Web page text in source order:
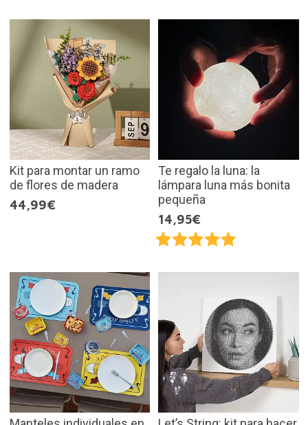
Kit para montar un ramo
de flores de madera
44,99€
Te regalo la luna: la
lámpara luna más bonita
pequeña
14,95€